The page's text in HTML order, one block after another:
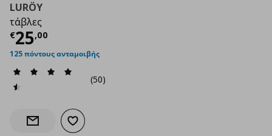
LURÖY
τάβλες
€25,00
Τρέχουσα τιμή
125 πόντους ανταμοιβής
(50)
Ενημέρωση διαθεσιμότητας
Προσθήκη στα αγαπημένα